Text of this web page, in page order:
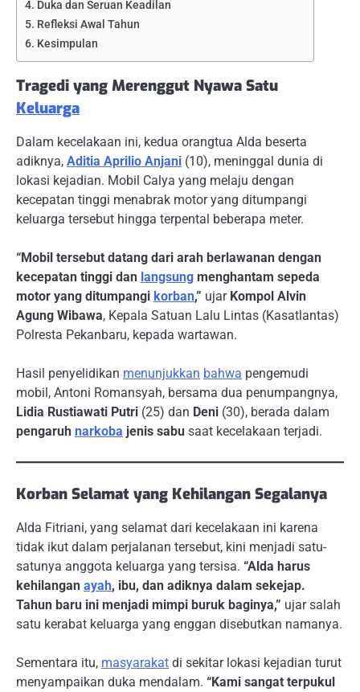
Duka dan Seruan Keadilan
Refleksi Awal Tahun
Kesimpulan
Tragedi yang Merenggut Nyawa Satu
Keluarga
Dalam kecelakaan ini, kedua orangtua Alda beserta
adiknya, Aditia Aprilio Anjani (10), meninggal dunia di
lokasi kejadian. Mobil Calya yang melaju dengan
kecepatan tinggi menabrak motor yang ditumpangi
keluarga tersebut hingga terpental beberapa meter.
“Mobil tersebut datang dari arah berlawanan dengan
kecepatan tinggi dan langsung menghantam sepeda
motor yang ditumpangi korban,” ujar Kompol Alvin
Agung Wibawa, Kepala Satuan Lalu Lintas (Kasatlantas)
Polresta Pekanbaru, kepada wartawan.
Hasil penyelidikan menunjukkan bahwa pengemudi
mobil, Antoni Romansyah, bersama dua penumpangnya,
Lidia Rustiawati Putri (25) dan Deni (30), berada dalam
pengaruh narkoba jenis sabu saat kecelakaan terjadi.
Korban Selamat yang Kehilangan Segalanya
Alda Fitriani, yang selamat dari kecelakaan ini karena
tidak ikut dalam perjalanan tersebut, kini menjadi satu-
satunya anggota keluarga yang tersisa. “Alda harus
kehilangan ayah, ibu, dan adiknya dalam sekejap.
Tahun baru ini menjadi mimpi buruk baginya,” ujar salah
satu kerabat keluarga yang enggan disebutkan namanya.
Sementara itu, masyarakat di sekitar lokasi kejadian turut
menyampaikan duka mendalam. “Kami sangat terpukul